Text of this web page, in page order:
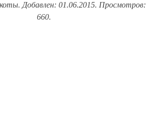
Добавлен: 01.06.2015. Просмотров:
660.